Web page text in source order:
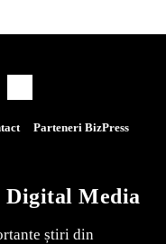
Parteneri BizPress
Digital Media
știri din